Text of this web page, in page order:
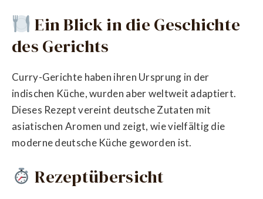
Ein Blick in die Geschichte
des Gerichts
Curry-Gerichte haben ihren Ursprung in der
indischen Küche, wurden aber weltweit adaptiert.
Dieses Rezept vereint deutsche Zutaten mit
asiatischen Aromen und zeigt, wie vielfältig die
moderne deutsche Küche geworden ist.
Rezeptübersicht